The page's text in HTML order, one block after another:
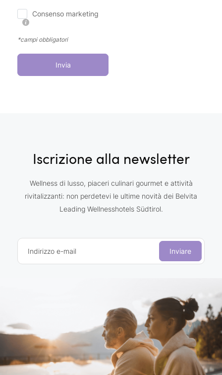
Consenso marketing
*campi obbligatori
Invia
Iscrizione alla newsletter
Wellness di lusso, piaceri culinari gourmet e attività
rivitalizzanti: non perdetevi le ultime novità dei Belvita
Leading Wellnesshotels Südtirol.
Indirizzo e-mail Inviare